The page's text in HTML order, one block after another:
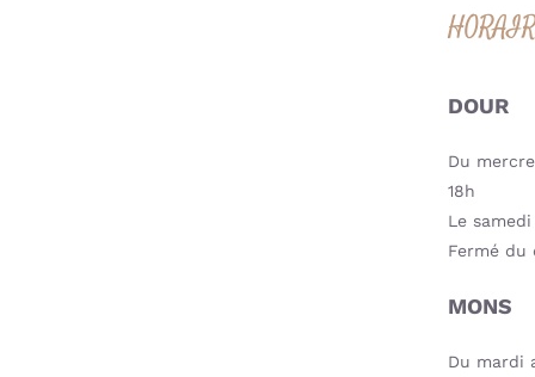
DOUR
Du
18h
Le
Fermé du
MONS
Du mardi